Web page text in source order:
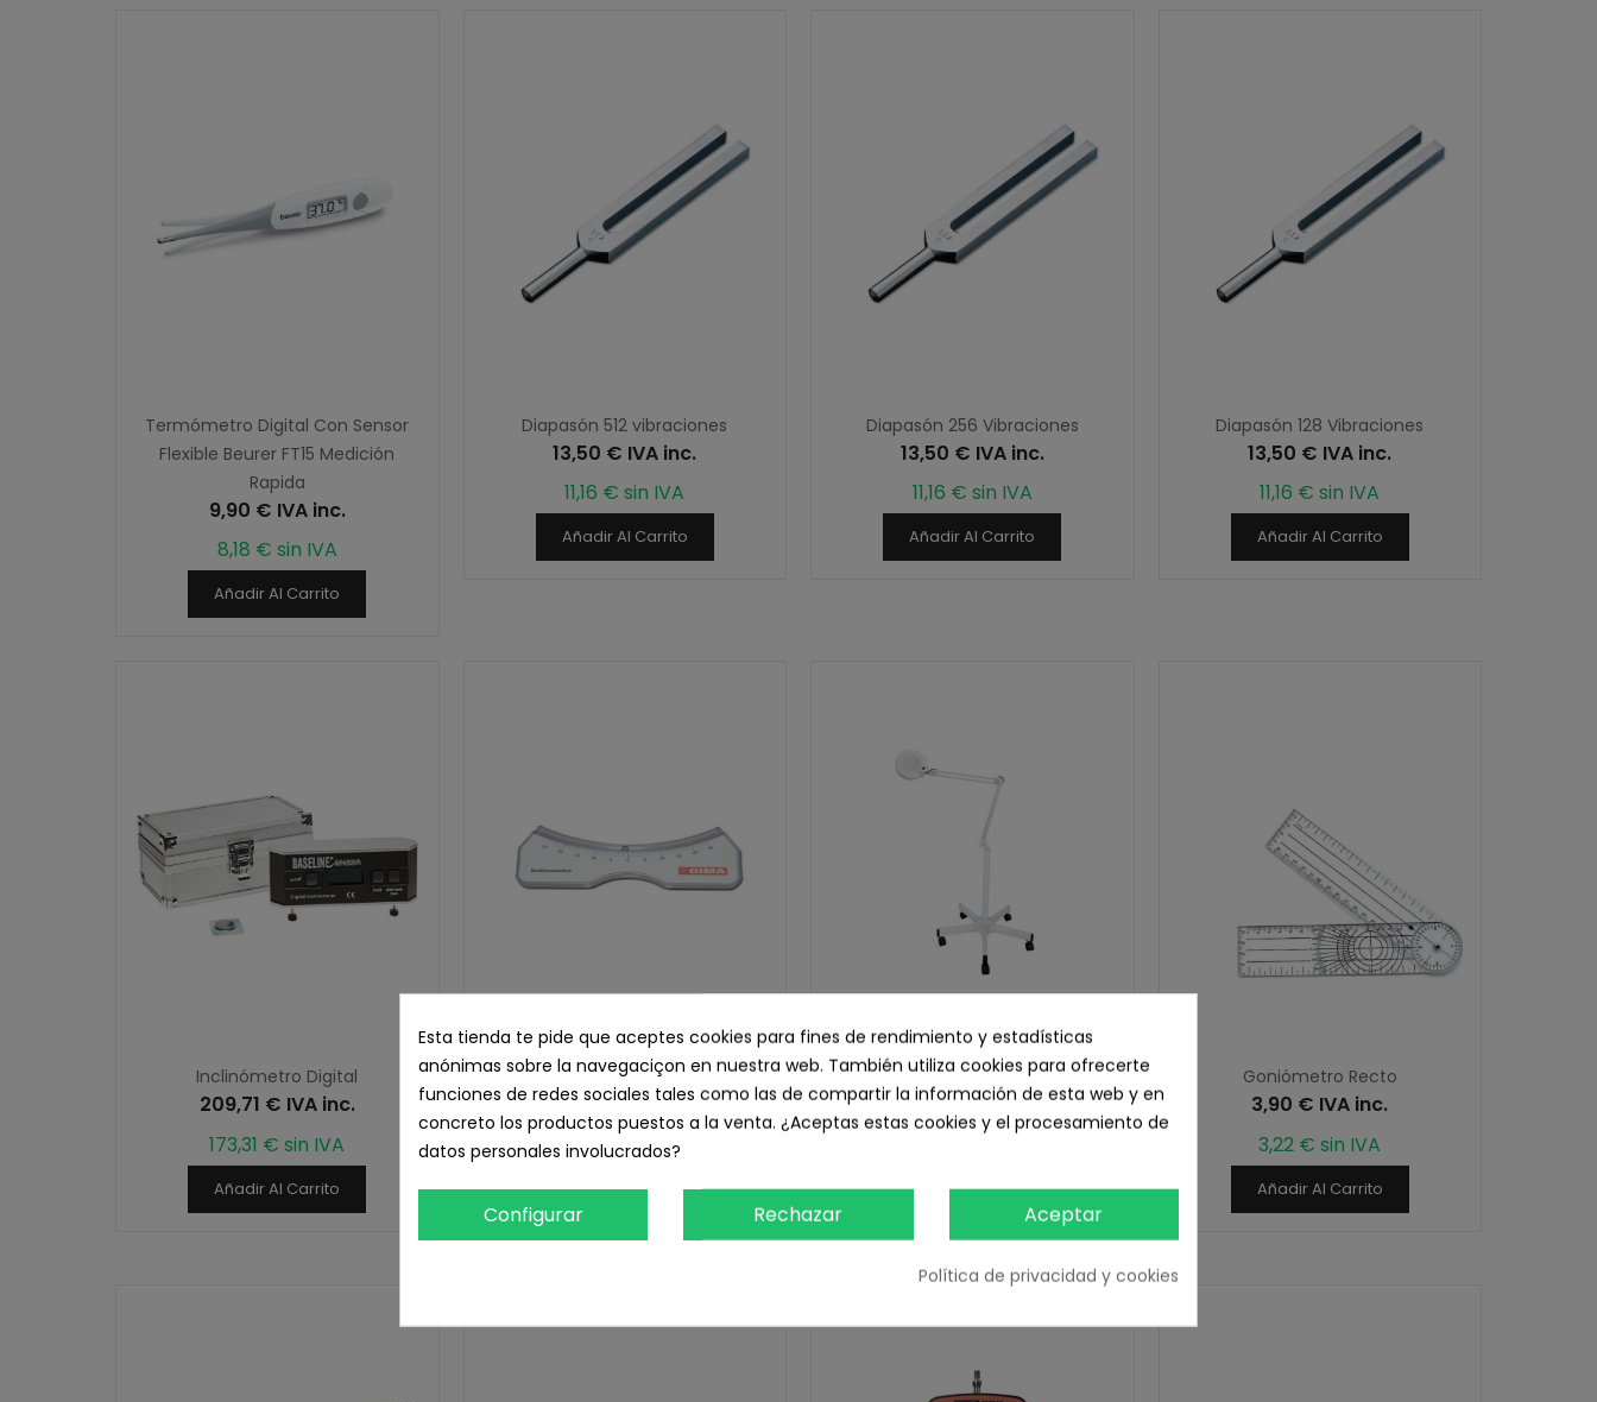
Termómetro Digital Con Sensor
Flexible Beurer FT15 Medición
Rapida
9,90 € IVA inc.
8,18 € sin IVA
Añadir Al Carrito
Diapasón 512 vibraciones
13,50 € IVA inc.
11,16 € sin IVA
Añadir Al Carrito
Diapasón 256 Vibraciones
13,50 € IVA inc.
11,16 € sin IVA
Añadir Al Carrito
Diapasón 128 Vibraciones
13,50 € IVA inc.
11,16 € sin IVA
Añadir Al Carrito
Inclinómetro Digital
209,71 € IVA inc.
173,31 € sin IVA
Añadir Al Carrito
Escoliómetro 17 cm GIMA
35,25 € IVA inc.
29,13 € sin IVA
Añadir Al Carrito
Lampara Lupa de 5 dioptrías con
pie rodable
196,75 € IVA inc.
Añadir Al Carrito
Goniómetro Recto
3,90 € IVA inc.
3,22 € sin IVA
Añadir Al Carrito
Esta tienda te pide que aceptes cookies para fines de rendimiento y estadísticas
anónimas sobre la navegaciçon en nuestra web. También utiliza cookies para ofrecerte
funciones de redes sociales tales como las de compartir la información de esta web y en
concreto los productos puestos a la venta. ¿Aceptas estas cookies y el procesamiento de
datos personales involucrados?
Configurar Rechazar Aceptar
Política de privacidad y cookies